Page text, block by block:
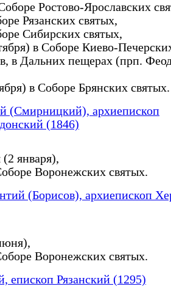
Ростово-Ярославских
Рязанских святых,
Сибирских святых,
в Соборе Киево-
в Дальних пещерах (прп.
в Соборе Брянских святых.
(Смирницкий), архиепископ
(1846)
января),
Воронежских святых.
(Борисов), архиепископ
Воронежских святых.
епископ Рязанский (1295)